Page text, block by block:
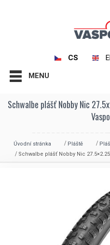
CS
MENU
Schwalbe plášť Nobby Nic
Úvodní stránka Pláště
Schwalbe plášť Nobby Nic